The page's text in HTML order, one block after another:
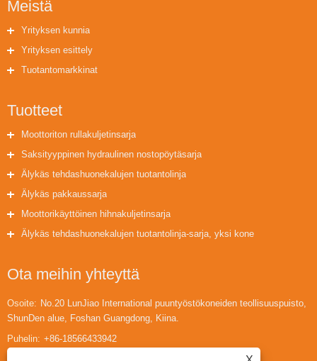
Meistä
Yrityksen kunnia
Yrityksen esittely
Tuotantomarkkinat
Tuotteet
Moottoriton rullakuljetinsarja
Saksityyppinen hydraulinen nostopöytäsarja
Älykäs tehdashuonekalujen tuotantolinja
Älykäs pakkaussarja
Moottorikäyttöinen hihnakuljetinsarja
Älykäs tehdashuonekalujen tuotantolinja-sarja, yksi kone
Ota meihin yhteyttä
Osoite: No.20 LunJiao International puuntyöstökoneiden teollisuuspuisto,
ShunDen alue, Foshan Guangdong, Kiina.
Puhelin: +86-18566433942